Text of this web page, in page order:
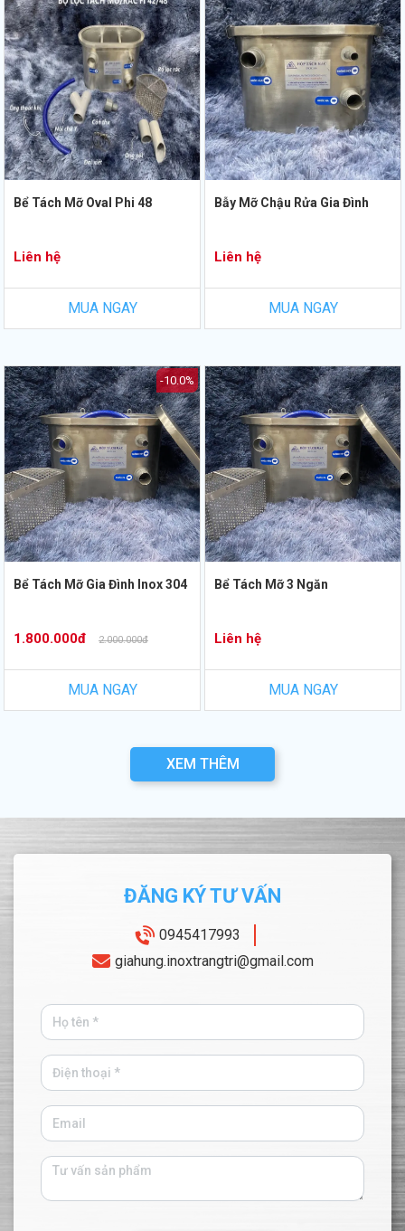
Bể Tách Mỡ Oval Phi 48
Liên hệ
MUA NGAY
Bẫy Mỡ Chậu Rửa Gia Đình
Liên hệ
MUA NGAY
-10.0%
Bể Tách Mỡ Gia Đình Inox 304
1.800.000đ 2.000.000đ
MUA NGAY
Bể Tách Mỡ 3 Ngăn
Liên hệ
MUA NGAY
XEM THÊM
ĐĂNG KÝ TƯ VẤN
0945417993
giahung.inoxtrangtri@gmail.com